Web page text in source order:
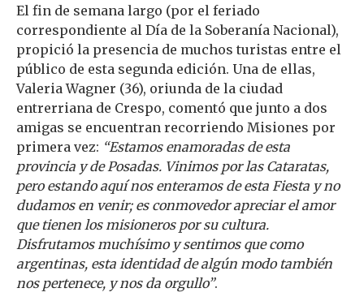
El fin de semana largo (por el feriado
correspondiente al Día de la Soberanía Nacional),
propició la presencia de muchos turistas entre el
público de esta segunda edición. Una de ellas,
Valeria Wagner (36), oriunda de la ciudad
entrerriana de Crespo, comentó que junto a dos
amigas se encuentran recorriendo Misiones por
primera vez: “Estamos enamoradas de esta
provincia y de Posadas. Vinimos por las Cataratas,
pero estando aquí nos enteramos de esta Fiesta y no
dudamos en venir; es conmovedor apreciar el amor
que tienen los misioneros por su cultura.
Disfrutamos muchísimo y sentimos que como
argentinas, esta identidad de algún modo también
nos pertenece, y nos da orgullo”.